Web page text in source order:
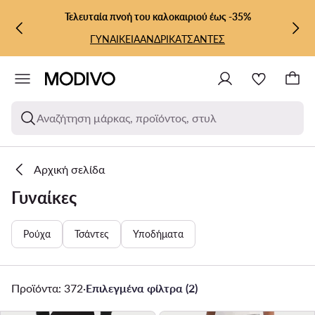
ΜΕΤΆΒΑΣΗ ΣΤΟ ΚΎΡΙΟ ΠΕΡΙΕΧΌΜΕΝΟ
ΜΕΤΆΒΑΣΗ ΣΤΗΝ ΑΝΑΖΉΤΗΣΗ
Τελευταία πνοή του καλοκαιριού έως -35%
ΓΥΝΑΙΚΕΙΑΑΝΔΡΙΚΑΤΣΑΝΤΕΣ
Αναζήτηση μάρκας, προϊόντος, στυλ
Αρχική σελίδα
Γυναίκες
Ρούχα Τσάντες Υποδήματα
Προϊόντα: 372·Επιλεγμένα φίλτρα (2)